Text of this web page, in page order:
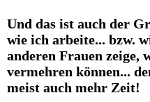
Und das ist auch der
wie ich arbeite... bzw.
anderen Frauen zeige,
vermehren können...
meist auch mehr Zeit!